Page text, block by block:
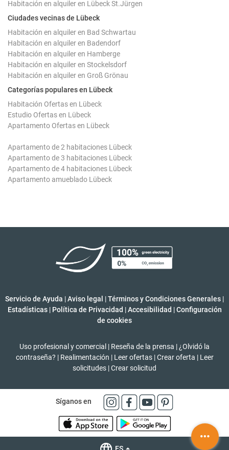
Habitación en alquiler en Lübeck St.Jürgen
Ciudades vecinas de Lübeck
Habitación en alquiler en Bad Schwartau
Habitación en alquiler en Badendorf
Habitación en alquiler en Hamberge
Habitación en alquiler en Stockelsdorf
Habitación en alquiler en Groß Grönau
Categorías populares en Lübeck
Habitación Ofertas en Lübeck
Estudio Ofertas en Lübeck
Apartamento Ofertas en Lübeck
Apartamento de 2 habitaciones Lübeck
Apartamento de 3 habitaciones Lübeck
Apartamento de 4 habitaciones Lübeck
Apartamento amueblado Lübeck
Servicio de Ayuda |Aviso legal |Términos y Condiciones Generales |
Estadísticas | Política de Privacidad | Accesibilidad | Configuración
de cookies
Uso profesional y comercial | Reseña de la prensa | ¿Olvidó la
contraseña? | Realimentación | Leer ofertas | Crear oferta | Leer
solicitudes |Crear solicitud
Síganos en